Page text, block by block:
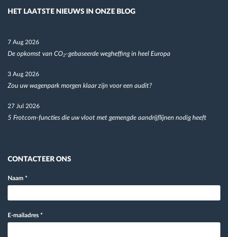
HET LAATSTE NIEUWS IN ONZE BLOG
7 Aug 2026
De opkomst van CO₂-gebaseerde wegheffing in heel Europa
3 Aug 2026
Zou uw wagenpark morgen klaar zijn voor een audit?
27 Jul 2026
5 Frotcom-functies die uw vloot met gemengde aandrijflijnen nodig heeft
CONTACTEER ONS
Naam *
E-mailadres *